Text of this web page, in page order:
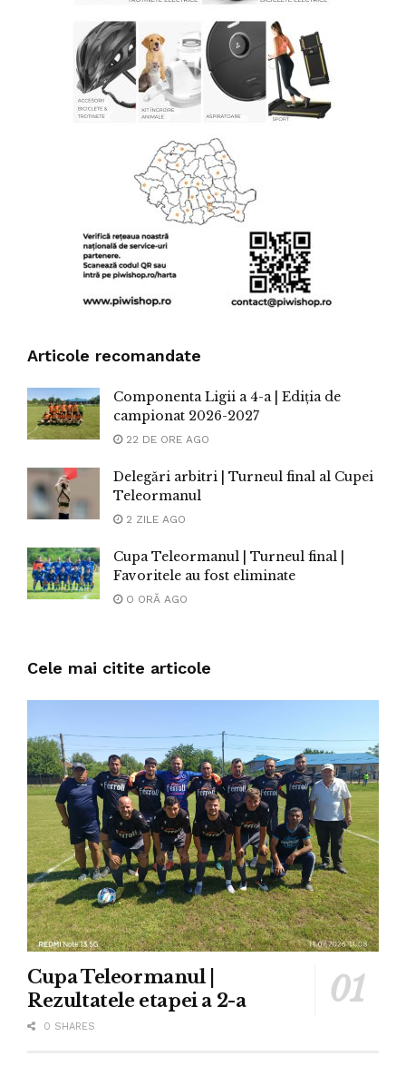
Articole recomandate
Componenta Ligii a 4-a | Ediția de
campionat 2026-2027
22 DE ORE AGO
Delegări arbitri | Turneul final al Cupei
Teleormanul
2 ZILE AGO
Cupa Teleormanul | Turneul final |
Favoritele au fost eliminate
O ORĂ AGO
Cele mai citite articole
Cupa Teleormanul |
Rezultatele etapei a 2-a
0 SHARES